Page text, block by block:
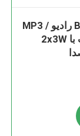
کارت سبک BT 5.0 FM رادیو MP3 /
WAV آدیو دکودر کارت با 2x3W